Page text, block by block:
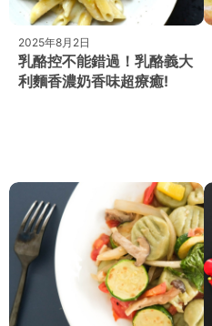
2025年8月2日
乳酪控不能錯過！乳酪義大
利麵香濃奶香味超療癒!